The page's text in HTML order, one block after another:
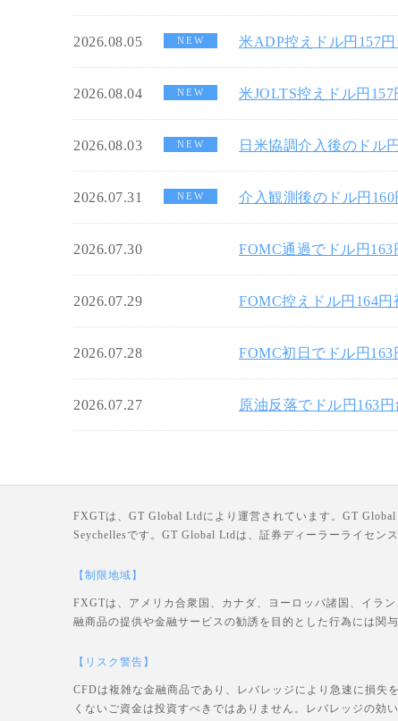
2026.08.05 NEW 米ADP控えドル円157
2026.08.04 NEW 米JOLTS控えドル円
2026.08.03 NEW 日米協調介入後のドル
2026.07.31 NEW 介入観測後のドル円160
2026.07.30 FOMC通過でドル円
2026.07.29 FOMC控えドル円164
2026.07.28 FOMC初日でドル円
2026.07.27 原油反落でドル円163
FXGTは、GT Global Ltdにより運営されています。GT
Seychellesです。GT Global Ltdは、証券ディーラーライセン
【制限地域】
FXGTは、アメリカ合衆国、カナダ、ヨーロッパ諸国、イラ
融商品の提供や金融サービスの勧誘を目的とした行為には関
【リスク警告】
CFDは複雑な金融商品であり、レバレッジにより急速に損失
くないご資金は投資すべきではありません。レバレッジの効